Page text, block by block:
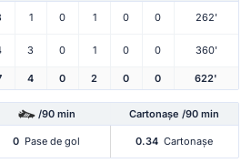
1 0 1 0 0 262'
3 0 1 0 0 360'
4 0 2 0 0 622'
/90 min Cartonașe /90 min
0 Pase de gol 0.34 Cartonașe